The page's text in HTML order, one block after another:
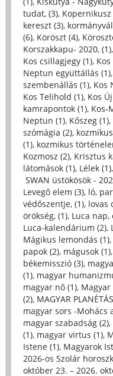
tudat, (3), Kopernikusz
kereszt (3),
(6), Köröszt (4),
Korszakkapu- 2020, (1),
Kos csillagjegy (1),
Neptun együttállás (1),
szembenállás (1), Kos
Kos Telihold (1), Kos
kamrapontok (1), Kos-
Neptun (1), Kőszeg (1),
szómágia (2),
(1), kozmikus
Kozmosz (2), Krisztus
látomások (1), Lélek (1),
SWAN üstökösök -
Levegő elem (3), ló,
védőszentje, (1), lovas
örökség, (1), Luca nap,
Luca-kalendárium (2),
Mágikus lemondás (1),
papok (2), mágusok (1),
békemisszió (3),
(1), magyar
magyar nő (1), Magyar
(2), MAGYAR
magyar sors -Mohács
magyar szabadság (2),
(1), magyar virtus (1),
Istene (1), Magyarok
2026-os Szolár
október 23. – 2026.